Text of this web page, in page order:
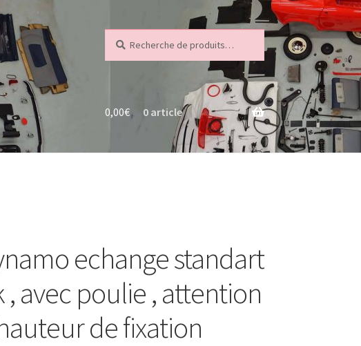
pour :
0,00€ 0 article
echange standart
, avec poulie , attention
de fixation